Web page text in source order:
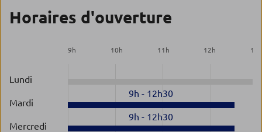
Horaires d'ouverture
9h 10h 11 h 12h 13
Lundi
Mardi
9h - 12h30
Mercredi
9h - 12h30